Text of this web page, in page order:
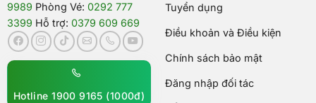
9989 Phòng Vé: 0292 777
3399 Hỗ trợ: 0379 609 669
Hotline 1900 9165 (1000đ)
Tuyển dụng
Điều khoản và Điều kiện
Chính sách bảo mật
Đăng nhập đối tác